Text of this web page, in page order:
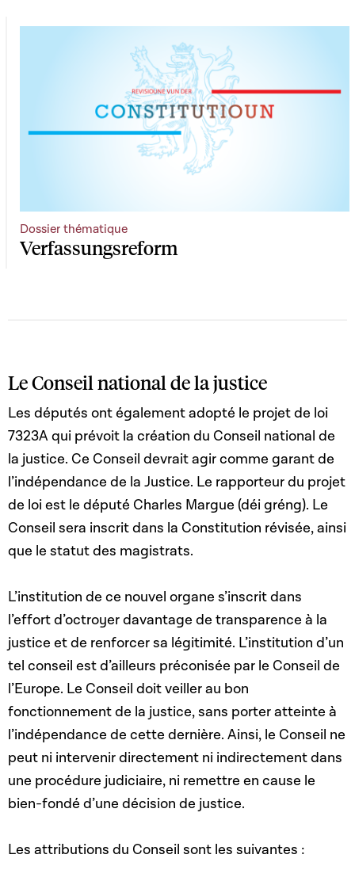
Verfassungsreform
Dossier thématique
Le Conseil national de la justice
Les députés ont également adopté le projet de loi
7323A qui prévoit la création du Conseil national de
la justice. Ce Conseil devrait agir comme garant de
l’indépendance de la Justice. Le rapporteur du projet
de loi est le député Charles Margue (déi gréng). Le
Conseil sera inscrit dans la Constitution révisée, ainsi
que le statut des magistrats.
L’institution de ce nouvel organe s’inscrit dans
l’effort d’octroyer davantage de transparence à la
justice et de renforcer sa légitimité. L’institution d’un
tel conseil est d’ailleurs préconisée par le Conseil de
l’Europe. Le Conseil doit veiller au bon
fonctionnement de la justice, sans porter atteinte à
l’indépendance de cette dernière. Ainsi, le Conseil ne
peut ni intervenir directement ni indirectement dans
une procédure judiciaire, ni remettre en cause le
bien-fondé d’une décision de justice.
Les attributions du Conseil sont les suivantes :